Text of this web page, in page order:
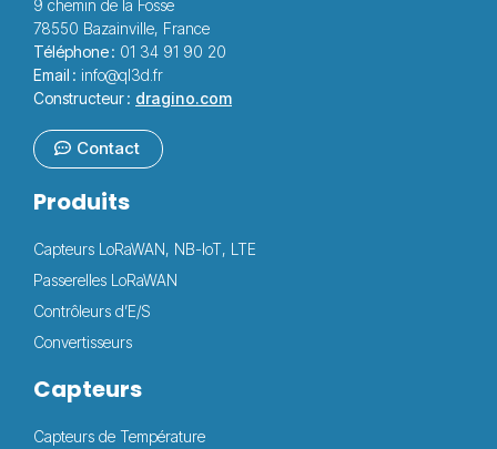
9 chemin de la Fosse
78550 Bazainville, France
Téléphone : 01 34 91 90 20
Email : info@ql3d.fr
Constructeur : dragino.com
Contact
Produits
Capteurs LoRaWAN, NB-IoT, LTE
Passerelles LoRaWAN
Contrôleurs d’E/S
Convertisseurs
Capteurs
Capteurs de Température